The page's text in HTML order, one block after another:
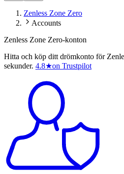
Zenless Zone Zero
Accounts
Zenless Zone Zero-konton
Hitta och köp ditt drömkonto för
sekunder. 4.8★on Trustpilot